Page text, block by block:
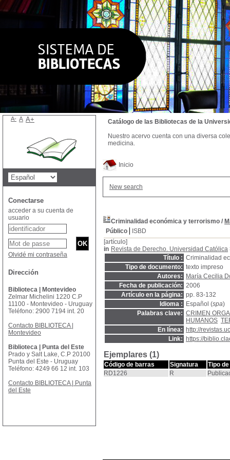
Inicio
New search
Criminalidad económica y terrorismo /
Público
ISBD
[artículo]
in Revista de Derecho. Universidad Católica
Título : Criminalidad
Tipo de documento: texto impreso
Autores:
María Cecilia
Fecha de publicación: 2006
Artículo en la página: pp. 83-132
Idioma :
Español (spa)
Palabras clave: CRIMEN
HUMANOS
En línea:
http://
Link:
https://
Ejemplares (1)
Código de barras Signatura
Tipo
RD1226
R
Catálogo de las Bibliotecas de la
Nuestro acervo cuenta con una diversa
medicina.
A- A A+
Conectarse
acceder a su cuenta de
usuario
Olvidé mi contraseña
Dirección
Biblioteca | Montevideo
Zelmar Michelini 1220 C.P
11100 - Montevideo - Uruguay
Teléfono: 2900 7194 int. 20
Contacto BIBLIOTECA |
Montevideo
Biblioteca | Punta del Este
Prado y Salt Lake, C.P 20100
Punta del Este - Uruguay
Teléfono: 4249 66 12 int. 103
Contacto BIBLIOTECA | Punta
del Este